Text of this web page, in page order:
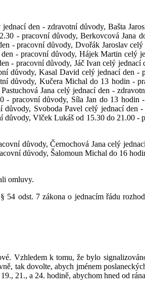
den - zdravotní důvody, Bašta
- pracovní důvody, Berkovcová Jana
- pracovní důvody, Dvořák Jaroslav
- pracovní důvody, Hájek Martin celý
- pracovní důvody, Jáč Ivan celý
Kasal David celý jednací den -
důvody, Kučera Michal do 13 hodin -
Jana celý jednací den -
pracovní důvody, Síla Jan do 13 hodin
Svoboda Pavel celý jednací den
Vlček Lukáš od 15.30 do 21.00 -
důvody, Černochová Jana celý
důvody, Šalomoun Michal do 16
omluvy.
odst. 7 zákona o jednacím řádu
Vzhledem k tomu, že bylo
tak dovolte, abych jménem
21., a 24. hodině, abychom hned od